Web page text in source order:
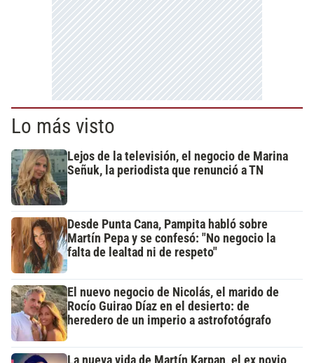
Lo más visto
Lejos de la televisión, el negocio de Marina
Señuk, la periodista que renunció a TN
Desde Punta Cana, Pampita habló sobre
Martín Pepa y se confesó: "No negocio la
falta de lealtad ni de respeto"
El nuevo negocio de Nicolás, el marido de
Rocío Guirao Díaz en el desierto: de
heredero de un imperio a astrofotógrafo
La nueva vida de Martín Karpan, el ex novio